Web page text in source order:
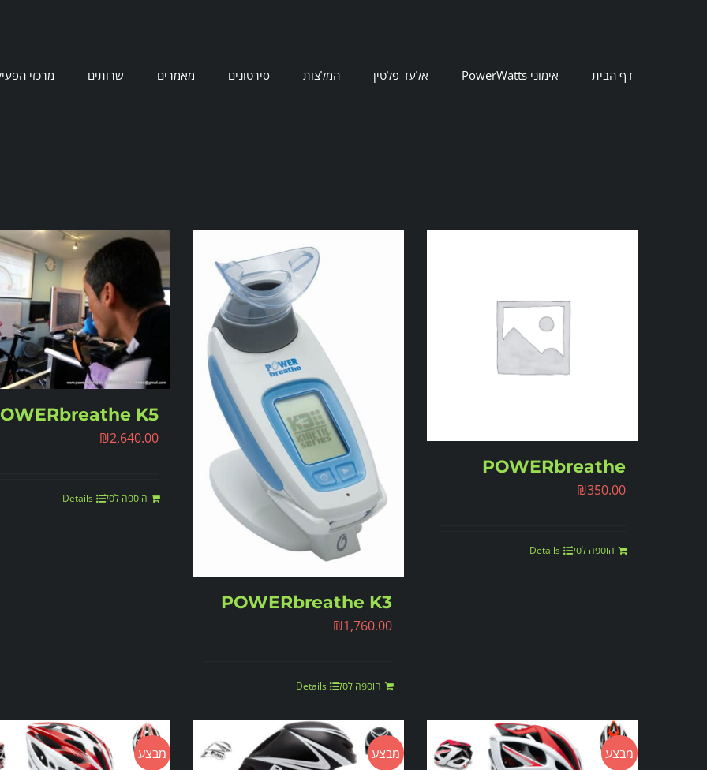
דף הבית אימוני PowerWatts אלעד פלטין המלצות סירטונים מאמרים שרותים מרכזי
POWERbreathe
₪350.00
הוספה לסל Details
POWERbreathe K3
₪1,760.00
הוספה לסל Details
K5
₪2,640.00
הוספה לסל Details
מבצע מבצע מבצע